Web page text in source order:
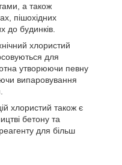
а також
пішохідних
до будинків.
хлористий
для
утворюючи певну
випаровування
хлористий також є
бетону та
для більш